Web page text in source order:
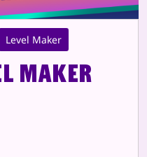
Level Maker
Maker